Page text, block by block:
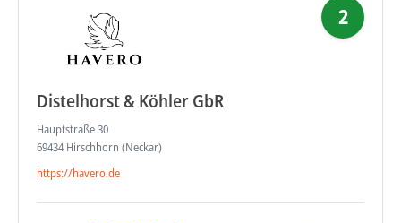
Distelhorst & Köhler GbR
Hauptstraße 30
69434 Hirschhorn (Neckar)
https://havero.de
2